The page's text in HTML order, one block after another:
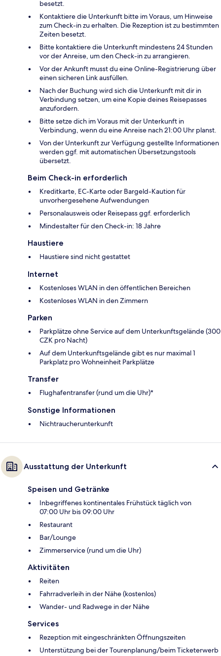
besetzt.
Kontaktiere die Unterkunft bitte im Voraus, um Hinweise
zum Check-in zu erhalten. Die Rezeption ist zu bestimmten
Zeiten besetzt.
Bitte kontaktiere die Unterkunft mindestens 24 Stunden
vor der Anreise, um den Check-in zu arrangieren.
Vor der Ankunft musst du eine Online-Registrierung über
einen sicheren Link ausfüllen.
Nach der Buchung wird sich die Unterkunft mit dir in
Verbindung setzen, um eine Kopie deines Reisepasses
anzufordern.
Bitte setze dich im Voraus mit der Unterkunft in
Verbindung, wenn du eine Anreise nach 21:00 Uhr planst.
Von der Unterkunft zur Verfügung gestellte Informationen
werden ggf. mit automatischen Übersetzungstools
übersetzt.
Beim Check-in erforderlich
Kreditkarte, EC-Karte oder Bargeld-Kaution für
unvorhergesehene Aufwendungen
Personalausweis oder Reisepass ggf. erforderlich
Mindestalter für den Check-in: 18 Jahre
Haustiere
Haustiere sind nicht gestattet
Internet
Kostenloses WLAN in den öffentlichen Bereichen
Kostenloses WLAN in den Zimmern
Parken
Parkplätze ohne Service auf dem Unterkunftsgelände (300
CZK pro Nacht)
Auf dem Unterkunftsgelände gibt es nur maximal 1
Parkplatz pro Wohneinheit Parkplätze
Transfer
Flughafentransfer (rund um die Uhr)*
Sonstige Informationen
Nichtraucherunterkunft
Ausstattung der Unterkunft
Speisen und Getränke
Inbegriffenes kontinentales Frühstück täglich von
07:00 Uhr bis 09:00 Uhr
Restaurant
Bar/Lounge
Zimmerservice (rund um die Uhr)
Aktivitäten
Reiten
Fahrradverleih in der Nähe (kostenlos)
Wander- und Radwege in der Nähe
Services
Rezeption mit eingeschränkten Öffnungszeiten
Unterstützung bei der Tourenplanung/beim Ticketerwerb